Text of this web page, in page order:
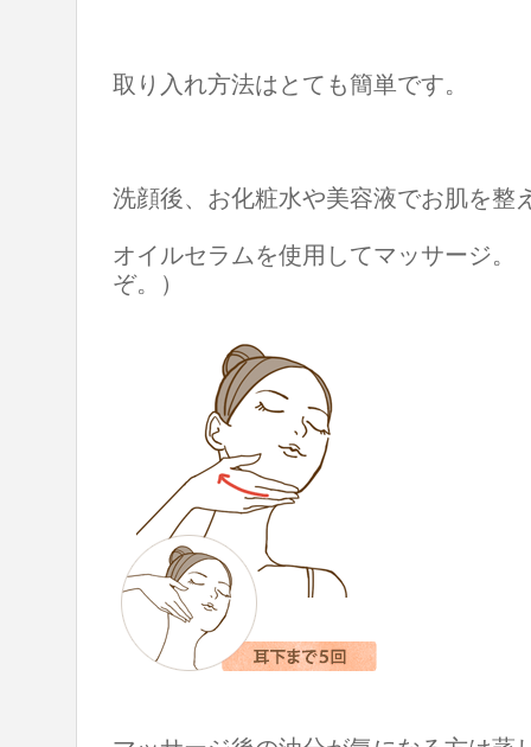
取り入れ方法はとても簡単です。
洗顔後、お化粧水や美容液でお肌を整
オイルセラムを使用してマッサージ。
ぞ。）